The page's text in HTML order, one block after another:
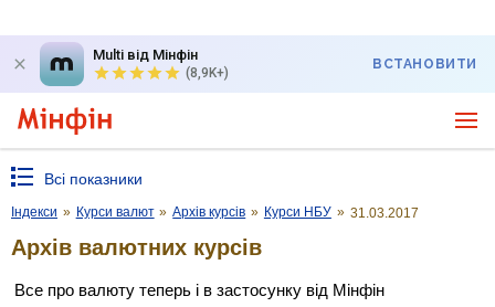
Multi від Мінфін
(8,9K+)
ВСТАНОВИТИ
Всі показники
Індекси » Курси валют » Архів курсів » Курси НБУ » 31.03.2017
Архів валютних курсів
Все про валюту теперь і в застосунку від Мінфін